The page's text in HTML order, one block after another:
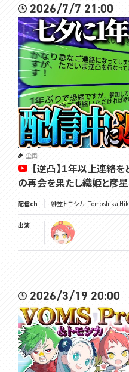
▽毎週日曜日10時からは定期雑
★9月VOMSグッズのお知らせ★
9/21の緋笠トモシカ生誕祭を祝し
受注生産・常設グッズとなります
▼ショップページはこちら
https://voms.booth.pm
★VOMS Merch for
In celebration of Tomoshika
duced some commemorative
These will be made-to-order
eel free to purchase them.
▼Shop Page
https://voms.booth.pm
▽チャンネル登録よろしくね
https://www.youtube.com/
g
▽ツイッターはここ
2026/7/7 21:00
企画
【逆凸】１年以上連絡
の再会を果たし織姫と彦星
配信ch 緋笠トモシカ - Tomoshika
出演
2026/3/19 20:00